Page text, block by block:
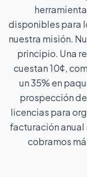
disponibles para
nuestra misión.
principio. Una
cuestan 10¢,
un 35% en
prospección
licencias para
facturación anual
cobramos